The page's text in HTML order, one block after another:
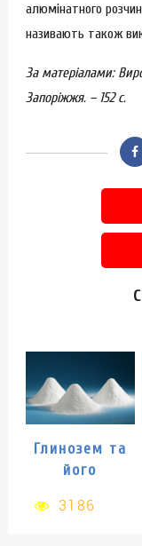
алюмінатного
називають також
За матеріалами:
Запоріжжя. – 152 с.
Глинозем та
його
3186